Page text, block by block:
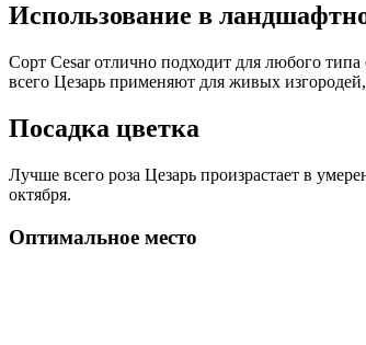
Использование в
Сорт Cesar отлично подходит для любого
всего Цезарь применяют для живых
Посадка цветка
Лучше всего роза Цезарь произрастает в
октября.
Оптимальное место